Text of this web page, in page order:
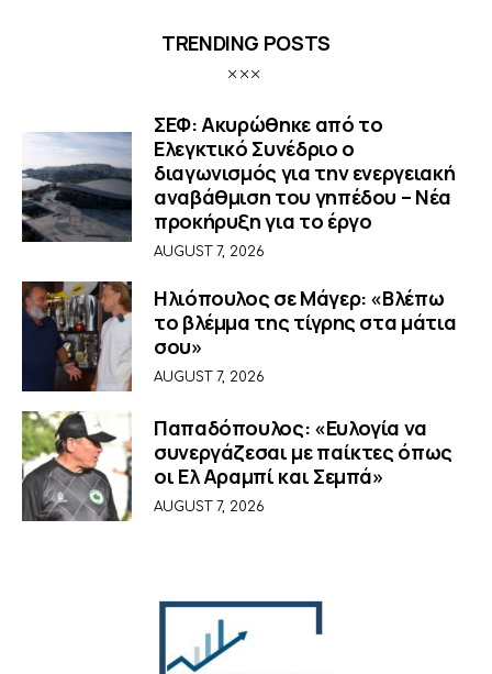
TRENDING POSTS
ΣΕΦ: Ακυρώθηκε από το
Ελεγκτικό Συνέδριο ο
διαγωνισμός για την ενεργειακή
αναβάθμιση του γηπέδου – Νέα
προκήρυξη για το έργο
AUGUST 7, 2026
Ηλιόπουλος σε Μάγερ: «Βλέπω
το βλέμμα της τίγρης στα μάτια
σου»
AUGUST 7, 2026
Παπαδόπουλος: «Ευλογία να
συνεργάζεσαι με παίκτες όπως
οι Ελ Αραμπί και Σεμπά»
AUGUST 7, 2026